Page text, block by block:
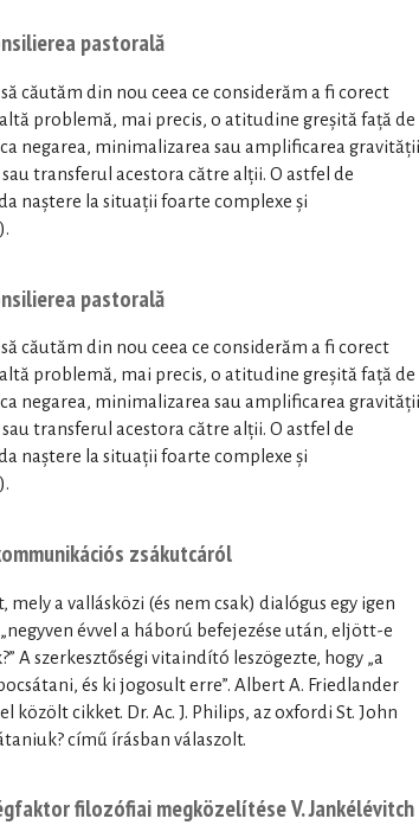
pastorală
căutăm din nou ceea ce considerăm a fi corect
problemă, mai precis, o atitudine greșită față de
negarea, minimalizarea sau amplificarea gravității
transferul acestora către alții. O astfel de
naștere la situații foarte complexe și
pastorală
căutăm din nou ceea ce considerăm a fi corect
problemă, mai precis, o atitudine greșită față de
negarea, minimalizarea sau amplificarea gravității
transferul acestora către alții. O astfel de
naștere la situații foarte complexe și
zsákutcáról
a vallásközi (és nem csak) dialógus egy igen
évvel a háború befejezése után, eljött-e
A szerkesztőségi vitaindító leszögezte, hogy „a
és ki jogosult erre”. Albert A. Friedlander
cikket. Dr. Ac. J. Philips, az oxfordi St. John
című írásban válaszolt.
filozófiai megközelítése V. Jankélévitch